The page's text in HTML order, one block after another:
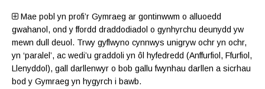
Mae pobl yn profi’r Gymraeg ar gontinwwm o alluoedd
gwahanol, ond y ffordd draddodiadol o gynhyrchu deunydd yw
mewn dull deuol. Trwy gyflwyno cynnwys unigryw ochr yn ochr,
yn ‘paralel’, ac wedi’u graddoli yn ôl hyfedredd (Anffurfiol , Ffurfiol ,
Llenyddol ), gall darllenwyr o bob gallu fwynhau darllen a sicrhau
bod y Gymraeg yn hygyrch i bawb.